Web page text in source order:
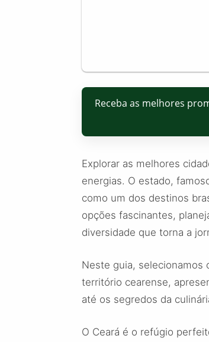
Receba as melhores
Explorar as melhores
energias. O estado,
como um dos destinos
opções fascinantes,
diversidade que torna a
Neste guia, selecionamos
território cearense,
até os segredos da
O Ceará é o refúgio